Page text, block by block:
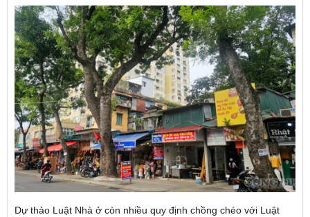
Dự thảo Luật Nhà ở còn nhiều quy định chồng chéo với Luật